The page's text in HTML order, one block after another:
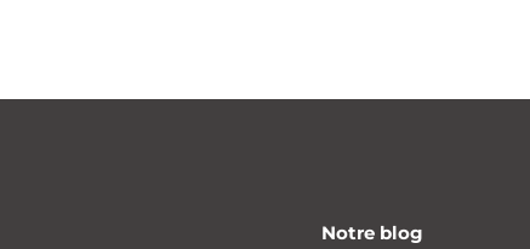
Notre blog